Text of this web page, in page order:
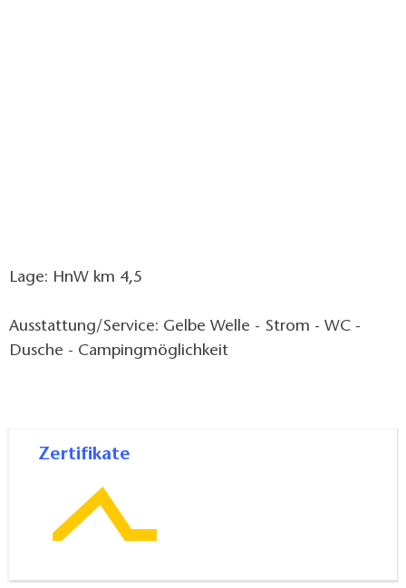
Lage: HnW km 4,5
Ausstattung/Service: Gelbe Welle - Strom - WC -
Dusche - Campingmöglichkeit
Zertifikate